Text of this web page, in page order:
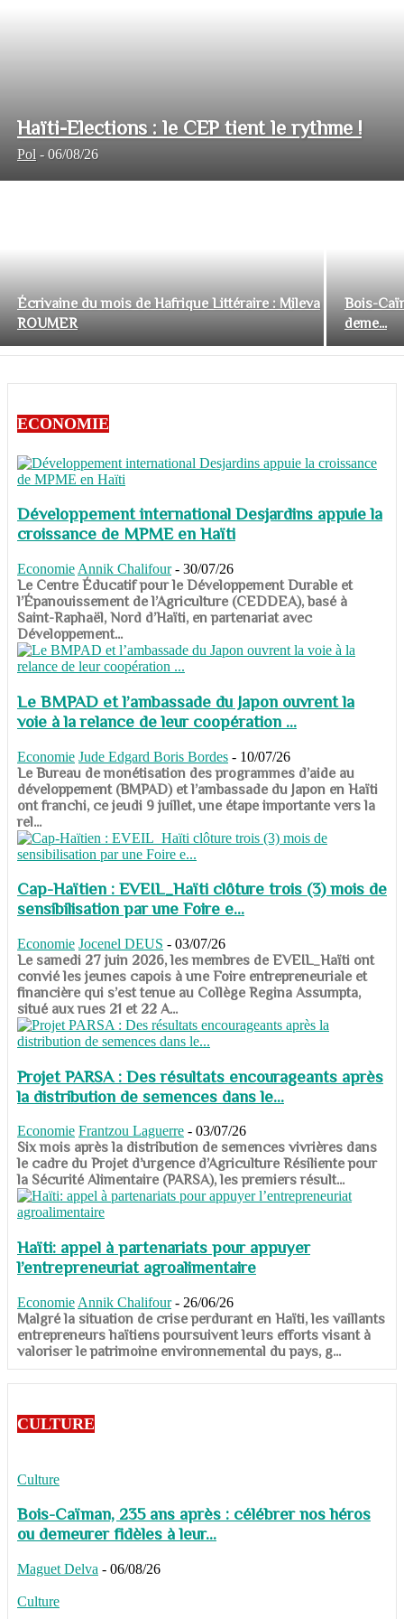
Haïti-Elections : le CEP tient le rythme !
Pol - 06/08/26
Écrivaine du mois de Hafrique Littéraire : Mileva
ROUMER
Bois-
deme...
ECONOMIE
Développement international Desjardins appuie la
croissance de MPME en Haïti
Economie Annik Chalifour - 30/07/26
​​​​​​​Le Centre Éducatif pour le Développement Durable et
l’Épanouissement de l’Agriculture (CEDDEA), basé à
Saint-Raphaël, Nord d’Haïti, en partenariat avec
Développement...
Le BMPAD et l’ambassade du Japon ouvrent la
voie à la relance de leur coopération ...
Economie Jude Edgard Boris Bordes - 10/07/26
​​​​​​​Le Bureau de monétisation des programmes d’aide au
développement (BMPAD) et l’ambassade du Japon en Haïti
ont franchi, ce jeudi 9 juillet, une étape importante vers la
rel...
Cap-Haïtien : EVEIL_Haïti clôture trois (3) mois de
sensibilisation par une Foire e...
Economie Jocenel DEUS - 03/07/26
Le samedi 27 juin 2026, les membres de EVEIL_Haïti ont
convié les jeunes capois à une Foire entrepreneuriale et
financière qui s’est tenue au Collège Regina Assumpta,
situé aux rues 21 et 22 A...
Projet PARSA : Des résultats encourageants après
la distribution de semences dans le...
Economie Frantzou Laguerre - 03/07/26
​​​​​​​Six mois après la distribution de semences vivrières dans
le cadre du Projet d’urgence d’Agriculture Résiliente pour
la Sécurité Alimentaire (PARSA), les premiers résult...
Haïti: appel à partenariats pour appuyer
l’entrepreneuriat agroalimentaire
Economie Annik Chalifour - 26/06/26
​​​​​​​Malgré la situation de crise perdurant en Haïti, les vaillants
entrepreneurs haïtiens poursuivent leurs efforts visant à
valoriser le patrimoine environnemental du pays, g...
CULTURE
Culture
Bois-Caïman, 235 ans après : célébrer nos héros
ou demeurer fidèles à leur...
Maguet Delva - 06/08/26
Culture